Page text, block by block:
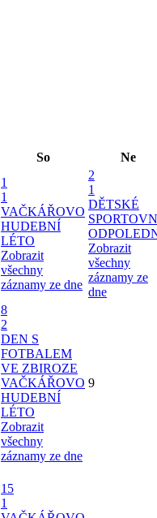
So Ne
1
1
VAČKÁŘOVO
HUDEBNÍ
LÉTO
Zobrazit
všechny
záznamy ze dne
2
1
DĚTSKÉ
Zobrazit
všechny
záznamy ze
dne
8
2
DEN S
FOTBALEM
VE ZBIROZE
VAČKÁŘOVO
HUDEBNÍ
LÉTO
Zobrazit
všechny
záznamy ze dne
9
15
1